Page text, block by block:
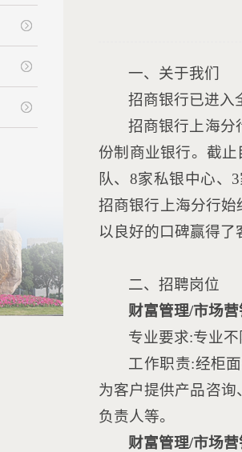
一、关于我们
招商银行已进入
招商银行上海分
份制商业银行。截
队、8家私银中心、
招商银行上海分行始
以良好的口碑赢得了
二、招聘岗位
财富管理/市场
专业要求:专业不
工作职责:经柜
为客户提供产品咨询
负责人等。
财富管理/市场